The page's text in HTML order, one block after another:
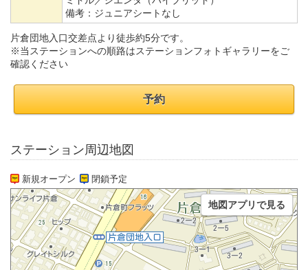
備考： ジュニアシートなし
片倉団地入口交差点より徒歩約5分です。
※当ステーションへの順路はステーションフォトギャラリーをご
確認ください
予約
ステーション周辺地図
新規オープン 閉鎖予定
地図アプリで見る